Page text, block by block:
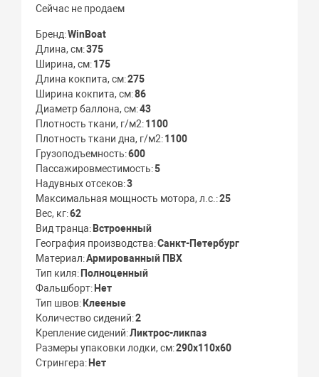
Сейчас не продаем
Бренд WinBoat
Длина, см 375
Ширина, см 175
Длина кокпита, см 275
Ширина кокпита, см 86
Диаметр баллона, см 43
Плотность ткани, г/м2 1100
Плотность ткани дна, г/м2 1100
Грузоподъемность 600
Пассажировместимость 5
Надувных отсеков 3
Максимальная мощность мотора, л.с. 25
Вес, кг 62
Вид транца Встроенный
География производства Санкт-Петербург
Материал Армированный ПВХ
Тип киля Полноценный
Фальшборт Нет
Тип швов Клееные
Количество сидений 2
Крепление сидений Ликтрос-ликпаз
Размеры упаковки лодки, см 290х110х60
Стрингера Нет